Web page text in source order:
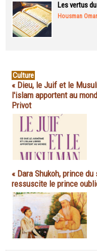
Les vertus
Housman
Culture
« Dieu, le Juif et le
l'islam apportent au
Privot
« Dara Shukoh, prince
ressuscite le prince